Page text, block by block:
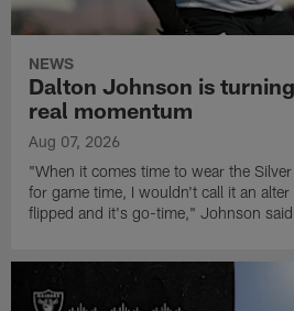
NEWS
Dalton Johnson is
real momentum
Aug 07, 2026
"When it comes time to wear the
for game time, I wouldn't call it an
flipped and it's go-time," Johnson